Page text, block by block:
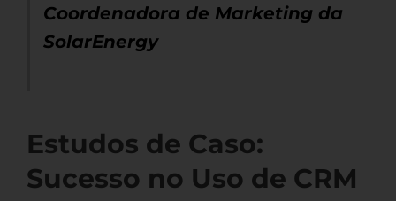
Coordenadora de Marketing da
SolarEnergy
Estudos de Caso:
Sucesso no Uso de CRM